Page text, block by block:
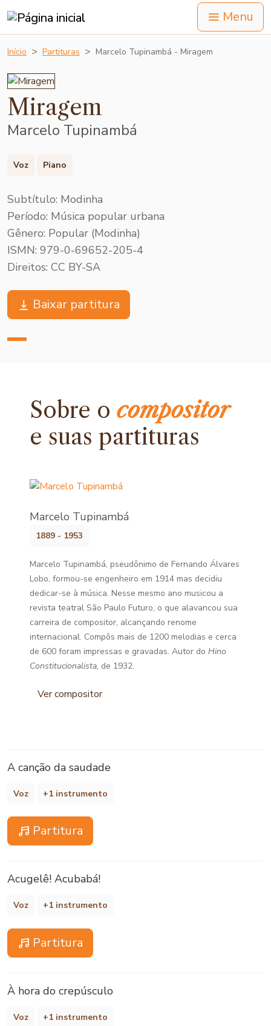
Menu
Início Partituras Marcelo Tupinambá - Miragem
Miragem
Marcelo Tupinambá
Voz Piano
Subtítulo: Modinha
Período: Música popular urbana
Gênero: Popular (Modinha)
ISMN: 979-0-69652-205-4
Direitos: CC BY-SA
Baixar partitura
Sobre ocompositor
e suas partituras
Marcelo Tupinambá
1889 - 1953
Marcelo Tupinambá, pseudônimo de Fernando Álvares
Lobo, formou-se engenheiro em 1914 mas decidiu
dedicar-se à música. Nesse mesmo ano musicou a
revista teatral São Paulo Futuro, o que alavancou sua
carreira de compositor, alcançando renome
internacional. Compôs mais de 1200 melodias e cerca
de 600 foram impressas e gravadas. Autor doHino
Constitucionalista, de 1932.
Ver compositor
A canção da saudade
Voz +1 instrumento
Partitura
Acugelê! Acubabá!
Voz +1 instrumento
Partitura
À hora do crepúsculo
Voz +1 instrumento